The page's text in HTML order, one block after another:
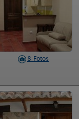
8 Fotos